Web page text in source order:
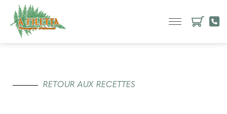
RETOUR AUX RECETTES